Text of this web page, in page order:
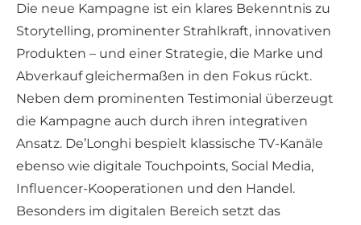
Die neue Kampagne ist ein klares Bekenntnis zu
Storytelling, prominenter Strahlkraft, innovativen
Produkten – und einer Strategie, die Marke und
Abverkauf gleichermaßen in den Fokus rückt.
Neben dem prominenten Testimonial überzeugt
die Kampagne auch durch ihren integrativen
Ansatz. De’Longhi bespielt klassische TV-Kanäle
ebenso wie digitale Touchpoints, Social Media,
Influencer-Kooperationen und den Handel.
Besonders im digitalen Bereich setzt das